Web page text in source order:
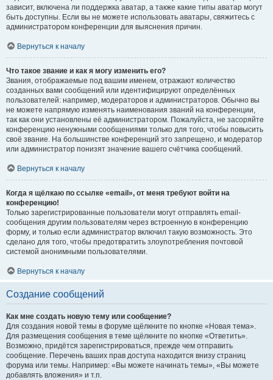
зависит, включена ли поддержка аватар, а также какие типы аватар могут
быть доступны. Если вы не можете использовать аватары, свяжитесь с
администратором конференции для выяснения причин.
Вернуться к началу
Что такое звание и как я могу изменить его?
Звания, отображаемые под вашим именем, отражают количество
созданных вами сообщений или идентифицируют определённых
пользователей: например, модераторов и администраторов. Обычно вы
не можете напрямую изменять наименования званий на конференции,
так как они установлены её администратором. Пожалуйста, не засоряйте
конференцию ненужными сообщениями только для того, чтобы повысить
своё звание. На большинстве конференций это запрещено, и модератор
или администратор понизят значение вашего счётчика сообщений.
Вернуться к началу
Когда я щёлкаю по ссылке «email», от меня требуют войти на
конференцию!
Только зарегистрированные пользователи могут отправлять email-
сообщения другим пользователям через встроенную в конференцию
форму, и только если администратор включил такую возможность. Это
сделано для того, чтобы предотвратить злоупотребления почтовой
системой анонимными пользователями.
Вернуться к началу
Создание сообщений
Как мне создать новую тему или сообщение?
Для создания новой темы в форуме щёлкните по кнопке «Новая тема».
Для размещения сообщения в теме щёлкните по кнопке «Ответить».
Возможно, придётся зарегистрироваться, прежде чем отправить
сообщение. Перечень ваших прав доступа находится внизу страниц
форума или темы. Например: «Вы можете начинать темы», «Вы можете
добавлять вложения» и т.п.